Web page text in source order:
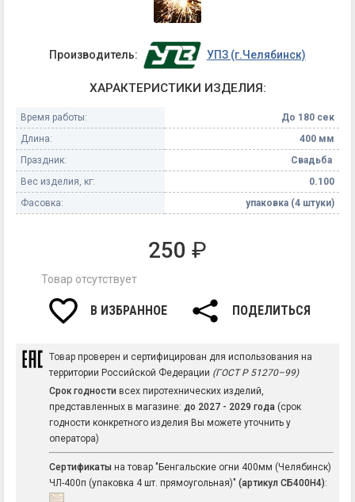
Производитель: УПЗ (г.Челябинск)
ХАРАКТЕРИСТИКИ ИЗДЕЛИЯ:
Время работы:
До 180 сек
Длина:
400 мм
Праздник:
Свадьба
Вес изделия, кг:
0.100
Фасовка:
упаковка (4 штуки)
250 ₽
Товар отсутствует
В ИЗБРАННОЕ ПОДЕЛИТЬСЯ
Товар проверен и сертифицирован для использования на
территории Российской Федерации (ГОСТ Р 51270–99)
Срок годности всех пиротехнических изделий,
представленных в магазине: до 2027 - 2029 года (срок
годности конкретного изделия Вы можете уточнить у
оператора)
Сертификаты на товар "Бенгальские огни 400мм (Челябинск)
ЧЛ-400п (упаковка 4 шт. прямоугольная)" (артикул СБ400Н4):